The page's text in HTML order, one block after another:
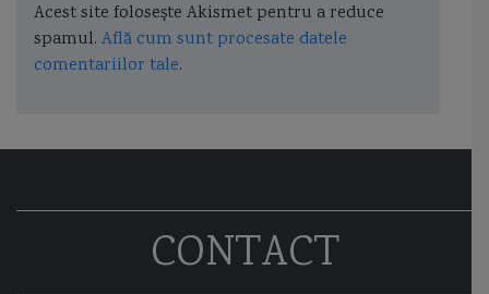
Acest site folosește Akismet pentru a reduce
spamul. Află cum sunt procesate datele
comentariilor tale.
CONTACT